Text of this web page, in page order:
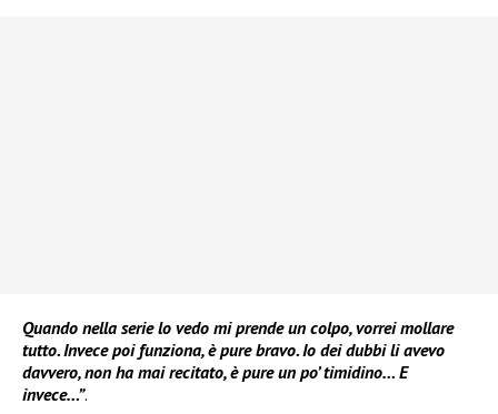
Quando nella serie lo vedo mi prende un colpo, vorrei mollare
tutto. Invece poi funziona, è pure bravo. Io dei dubbi li avevo
davvero, non ha mai recitato, è pure un po’ timidino… E
invece…”.